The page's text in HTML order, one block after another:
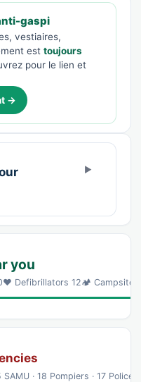
gaspi
vestiaires,
est toujours
pour le lien et
→
you
Defibrillators 12🏕️
SAMU · 18 Pompiers · 17